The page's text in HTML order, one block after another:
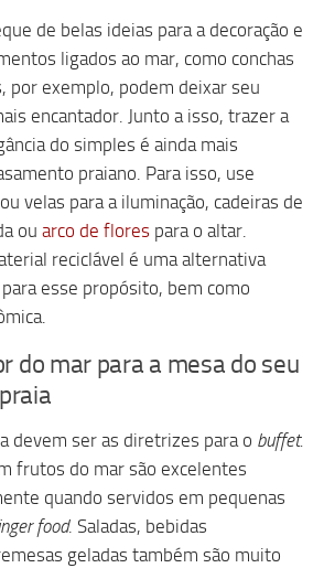
de belas ideias para a decoração e
ligados ao mar, como conchas
por exemplo, podem deixar seu
encantador. Junto a isso, trazer a
do simples é ainda mais
praiano. Para isso, use
velas para a iluminação, cadeiras de
ou arco de flores para o altar.
reciclável é uma alternativa
esse propósito, bem como
do mar para a mesa do seu
devem ser as diretrizes para o buffet.
frutos do mar são excelentes
quando servidos em pequenas
food. Saladas, bebidas
geladas também são muito